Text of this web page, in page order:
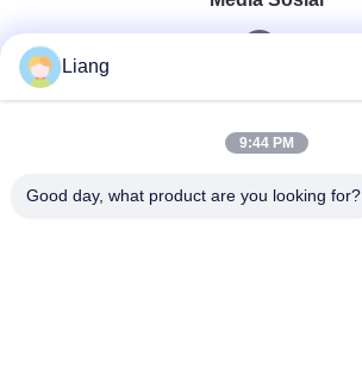
Kontak Cepat
Liang
9:44 PM
Good day, what product are you looking for?